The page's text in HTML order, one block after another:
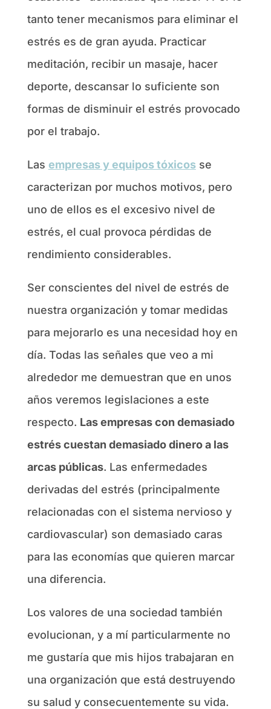
tanto tener mecanismos para eliminar el
estrés es de gran ayuda. Practicar
meditación, recibir un masaje, hacer
deporte, descansar lo suficiente son
formas de disminuir el estrés provocado
por el trabajo.
Las empresas y equipos tóxicosse
caracterizan por muchos motivos, pero
uno de ellos es el excesivo nivel de
estrés, el cual provoca pérdidas de
rendimiento considerables.
Ser conscientes del nivel de estrés de
nuestra organización y tomar medidas
para mejorarlo es una necesidad hoy en
día. Todas las señales que veo a mi
alrededor me demuestran que en unos
años veremos legislaciones a este
respecto. Las empresas con demasiado
estrés cuestan demasiado dinero a las
arcas públicas. Las enfermedades
derivadas del estrés (principalmente
relacionadas con el sistema nervioso y
cardiovascular) son demasiado caras
para las economías que quieren marcar
una diferencia.
Los valores de una sociedad también
evolucionan, y a mí particularmente no
me gustaría que mis hijos trabajaran en
una organización que está destruyendo
su salud y consecuentemente su vida.